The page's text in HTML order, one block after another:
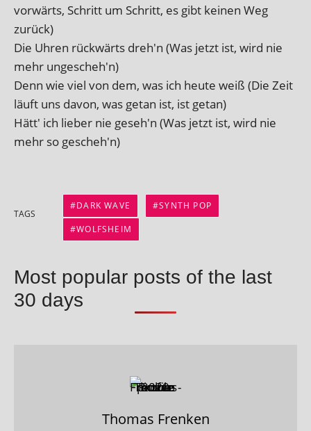
vor­wärts, Schritt um Schritt, es gibt kein­en Weg
zurück)
Die Uhren rück­wärts dreh'n (Was jet­zt ist, wird nie
mehr ungescheh'n)
Denn wie viel von dem, was ich heute weiß (Die Zeit
läuft uns dav­on, was get­an ist, ist getan)
Hätt' ich lieber nie geseh'n (Was jet­zt ist, wird nie
mehr so gescheh'n)
TAGS
DARK WAVE
SYNTH POP
WOLFSHEIM
Most popular posts of the last
30 days
Thomas Frenken